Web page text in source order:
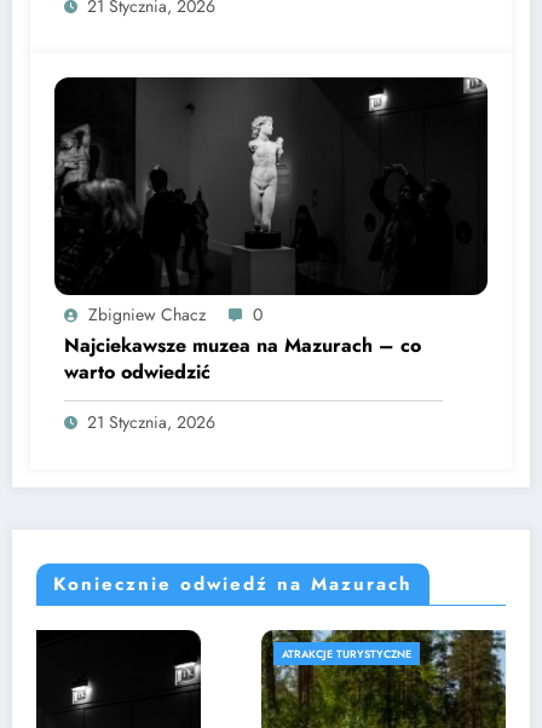
21 Stycznia, 2026
Zbigniew Chacz 0
Najciekawsze muzea na Mazurach – co
warto odwiedzić
21 Stycznia, 2026
Koniecznie odwiedź na Mazurach